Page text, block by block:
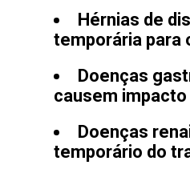
Hérnias de
temporária para
Doenças
causem
Doenças
temporário do